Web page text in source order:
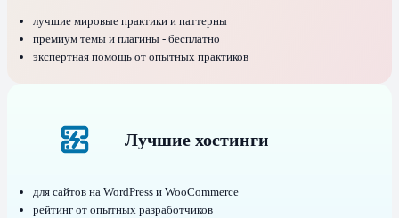
лучшие мировые практики и паттерны
премиум темы и плагины - бесплатно
экспертная помощь от опытных практиков
Лучшие хостинги
для сайтов на WordPress и WooCommerce
рейтинг от опытных разработчиков